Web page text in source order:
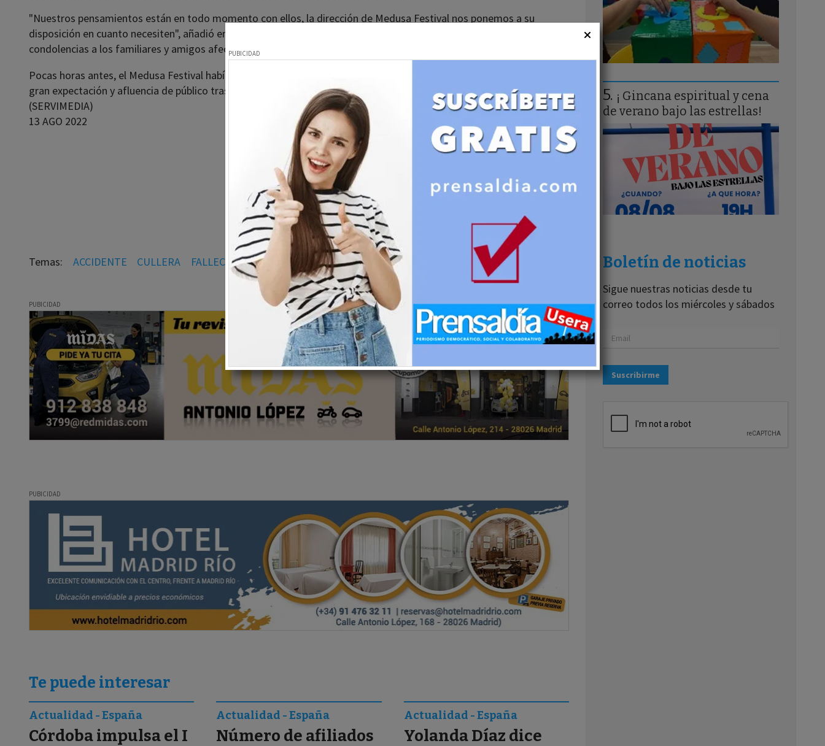
"Nuestros pensamientos están en todo momento con ellos, la dirección de Medusa Festival nos ponemos a su
disposición en cuanto necesiten", añadió en otro comunicado tras expresar "nuestras profundas y sinceras
condolencias a los familiares y amigos afectados por las fatales consecuencias acaecidas anoche".
Pocas horas antes, el Medusa Festival había disfrutado de algunas actuaciones tras arrancar esta semana con una
gran expectación y afluencia de público tras dos veranos de pandemia por el coronavirus.
(SERVIMEDIA)
13 AGO 2022
ACCIDENTE CULLERA FALLECIDO HERIDOS VIENTO MEDUSA FESTIVAL
Te puede interesar
Córdoba impulsa el I
Actualidad - España
Número de afiliados
Actualidad - España
Yolanda Díaz dice
Actualidad - España
¡ Gincana espiritual y cena
de verano bajo las estrellas!
Boletín de noticias
Sigue nuestras noticias desde tu
correo todos los miércoles y sábados
Suscribirme